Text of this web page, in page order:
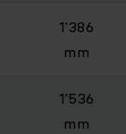
1’386
mm
1’536
mm